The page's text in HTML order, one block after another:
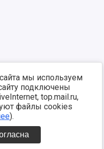
мы используем
подключены
top.mail.ru,
файлы cookies
).